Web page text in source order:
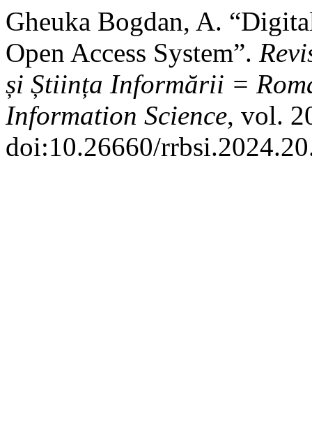
Gheuka Bogdan, A.
Open Access System”.
și Știința Informării =
Information Science, vol.
doi:10.26660/